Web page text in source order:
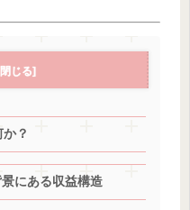
？
にある収益構造